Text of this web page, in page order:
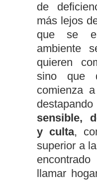
de
más lejos
que se
ambiente
quieren
sino que
comienza
sensible,
y culta,
superior a
llamar